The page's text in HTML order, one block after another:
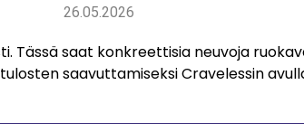
26.05.2026
Tässä saat konkreettisia neuvoja
saavuttamiseksi Cravelessin